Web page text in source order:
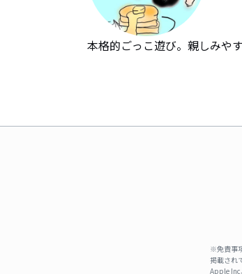
本格的ごっこ遊び。親しみや
※免責事
掲載され
Apple Inc